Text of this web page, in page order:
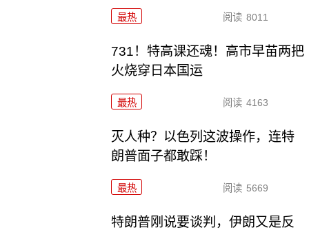
最热 阅读 8011
731！特高课还魂！高市早苗两把
火烧穿日本国运
最热 阅读 4163
灭人种？以色列这波操作，连特
朗普面子都敢踩！
最热 阅读 5669
特朗普刚说要谈判，伊朗又是反